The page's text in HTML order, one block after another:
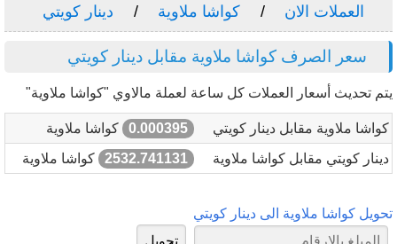
العملات الان كواشا ملاوية دينار كويتي
سعر الصرف كواشا ملاوية مقابل دينار كويتي
يتم تحديث أسعار العملات كل ساعة لعملة مالاوي "كواشا ملاوية"
كواشا ملاوية مقابل دينار كويتي 0.000395
كواشا ملاوية
دينار كويتي مقابل كواشا ملاوية
2532.741131 كواشا ملاوية
تحويل كواشا ملاوية الى دينار كويتي